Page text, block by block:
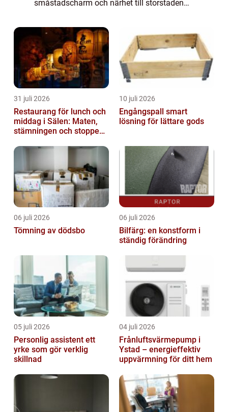
småstadscharm och närhet till storstaden
31 juli 2026
Restaurang för lunch och
middag i Sälen: Maten,
stämningen och stoppen
10 juli 2026
Engångspall smart
lösning för lättare gods
06 juli 2026
Tömning av dödsbo
06 juli 2026
Bilfärg: en konstform i
ständig förändring
05 juli 2026
Personlig assistent ett
yrke som gör verklig
skillnad
04 juli 2026
Frånluftsvärmepump i
Ystad – energieffektiv
uppvärmning för ditt hem